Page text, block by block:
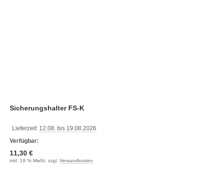
Sicherungshalter FS-K
Lieferzeit: 12.08. bis 19.08.2026
Verfügbar:
11,30 €
inkl. 19 % MwSt. zzgl. Versandkosten